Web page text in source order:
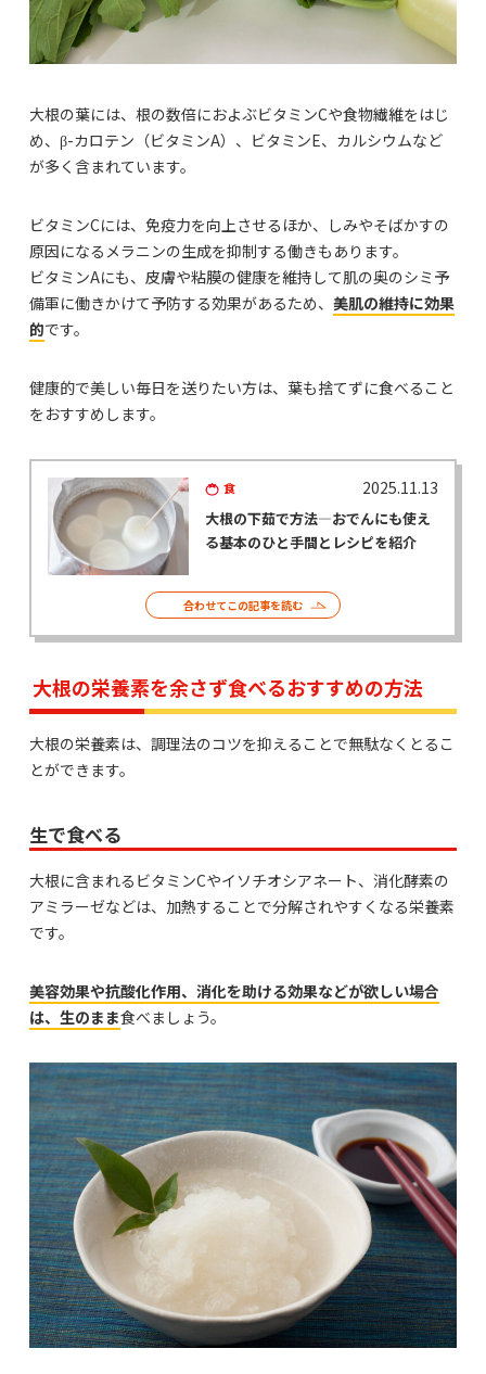
大根の葉には、根の数倍におよぶビタミンCや食物繊維をはじ
め、β-カロテン（ビタミンA）、ビタミンE、カルシウムなど
が多く含まれています。
ビタミンCには、免疫力を向上させるほか、しみやそばかすの
原因になるメラニンの生成を抑制する働きもあります。
ビタミンAにも、皮膚や粘膜の健康を維持して肌の奥のシミ予
備軍に働きかけて予防する効果があるため、 美肌の維持に効果
的です。
健康的で美しい毎日を送りたい方は、葉も捨てずに食べること
をおすすめします。
食 2025.11.13
大根の下茹で方法―おでんにも使え
る基本のひと手間とレシピを紹介
合わせてこの記事を読む
大根の栄養素を余さず食べるおすすめの方法
大根の栄養素は、調理法のコツを抑えることで無駄なくとるこ
とができます。
生で食べる
大根に含まれるビタミンCやイソチオシアネート、消化酵素の
アミラーゼなどは、加熱することで分解されやすくなる栄養素
です。
美容効果や抗酸化作用、消化を助ける効果などが欲しい場合
は、生のまま食べましょう。